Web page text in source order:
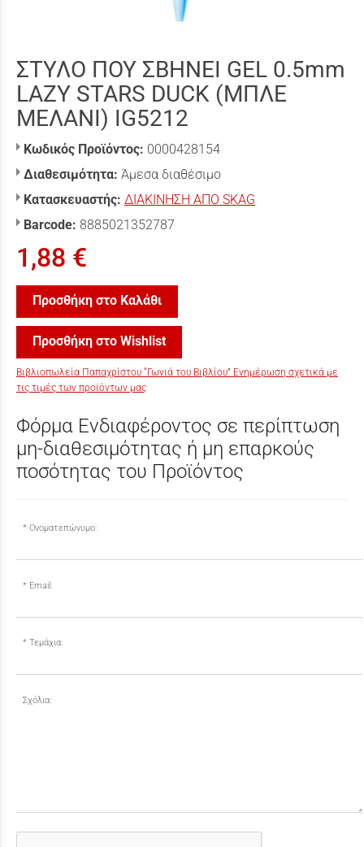
ΣΤΥΛΟ ΠΟΥ ΣΒΗΝΕΙ GEL 0.5mm
LAZY STARS DUCK (ΜΠΛΕ
ΜΕΛΑΝΙ) IG5212
Κωδικός Προϊόντος: 0000428154
Διαθεσιμότητα: Άμεσα διαθέσιμο
Κατασκευαστής: ΔΙΑΚΙΝΗΣΗ ΑΠΟ SKAG
Barcode: 8885021352787
1,88 €
Προσθήκη στο Καλάθι
Προσθήκη στο Wishlist
Βιβλιοπωλεία Παπαχρίστου “Γωνιά του Βιβλίου” Ενημέρωση σχετικά με
τις τιμές των προϊόντων μας
Φόρμα Ενδιαφέροντος σε περίπτωση
μη-διαθεσιμότητας ή μη επαρκούς
ποσότητας του Προϊόντος
Ονοματεπώνυμο:
Email:
Τεμάχια:
Σχόλια: